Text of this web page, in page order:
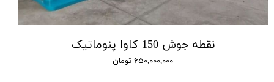
نقطه جوش 150 کاوا پنوماتیک
۶۵۰,۰۰۰,۰۰۰ تومان